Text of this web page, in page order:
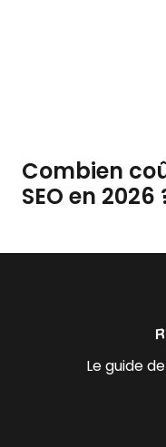
Combien
SEO en
Le guide